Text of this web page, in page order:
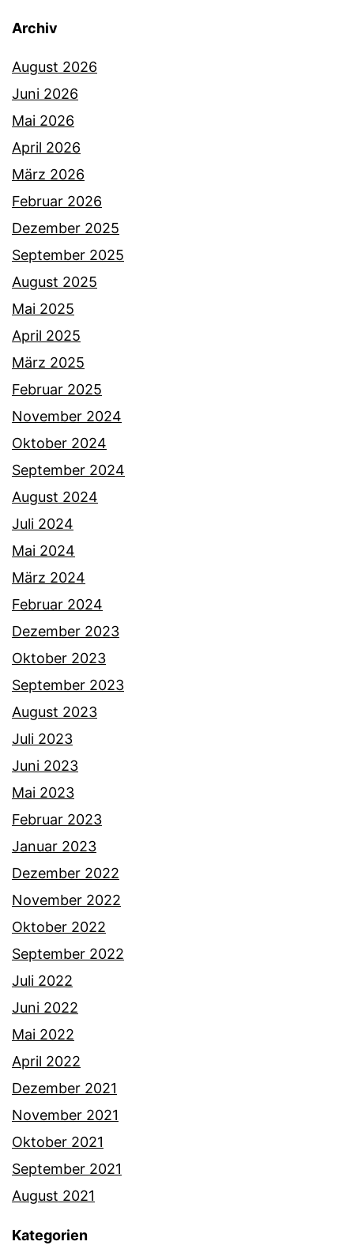
Archiv
August 2026
Juni 2026
Mai 2026
April 2026
März 2026
Februar 2026
Dezember 2025
September 2025
August 2025
Mai 2025
April 2025
März 2025
Februar 2025
November 2024
Oktober 2024
September 2024
August 2024
Juli 2024
Mai 2024
März 2024
Februar 2024
Dezember 2023
Oktober 2023
September 2023
August 2023
Juli 2023
Juni 2023
Mai 2023
Februar 2023
Januar 2023
Dezember 2022
November 2022
Oktober 2022
September 2022
Juli 2022
Juni 2022
Mai 2022
April 2022
Dezember 2021
November 2021
Oktober 2021
September 2021
August 2021
Kategorien